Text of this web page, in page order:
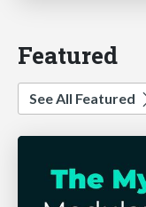
Featured
See All Featured